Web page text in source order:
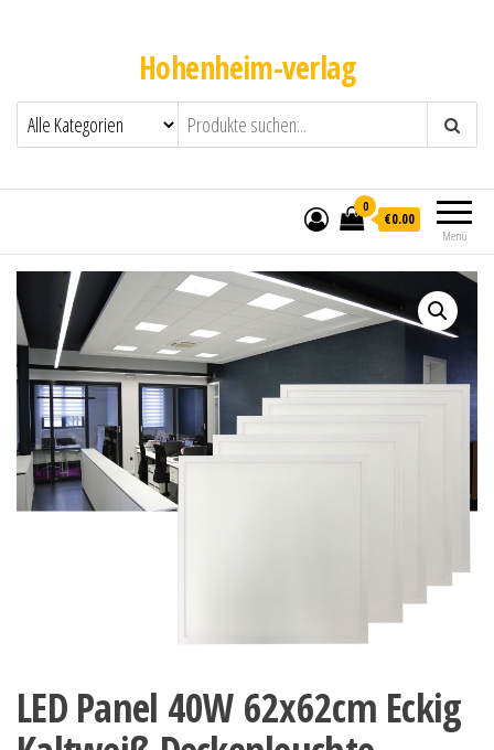
Hohenheim-verlag
Menü
0
€0.00
LED Panel 40W 62x62cm Eckig